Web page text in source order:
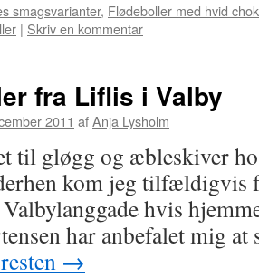
smagsvarianter, Flødeboller med hvid
| Skriv en kommentar
fra Liflis i Valby
2011 afAnja Lysholm
til gløgg og æbleskiver
kom jeg
hvis
har anbefalet mig at
→